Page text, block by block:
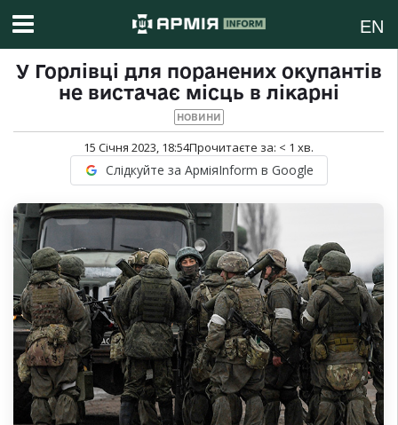
EN
У Горлівці для поранених окупантів
не вистачає місць в лікарні
НОВИНИ
15 Січня 2023, 18:54Прочитаєте за: < 1 хв.
Слідкуйте за АрміяInform в Google